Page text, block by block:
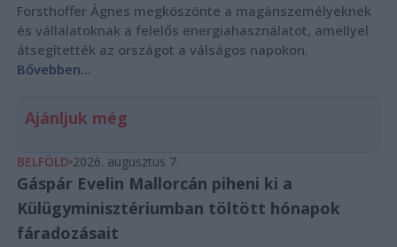
Forsthoffer Ágnes megköszönte a magánszemélyeknek
és vállalatoknak a felelős energiahasználatot, amellyel
átsegítették az országot a válságos napokon.
Bővebben...
Ajánljuk még
BELFÖLD 2026. augusztus 7.
Gáspár Evelin Mallorcán piheni ki a
Külügyminisztériumban töltött hónapok
fáradozásait